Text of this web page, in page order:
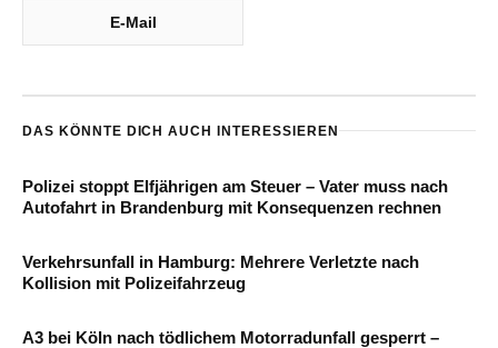
E-Mail
DAS KÖNNTE DICH AUCH INTERESSIEREN
Polizei stoppt Elfjährigen am Steuer – Vater muss nach
Autofahrt in Brandenburg mit Konsequenzen rechnen
Verkehrsunfall in Hamburg: Mehrere Verletzte nach
Kollision mit Polizeifahrzeug
A3 bei Köln nach tödlichem Motorradunfall gesperrt –